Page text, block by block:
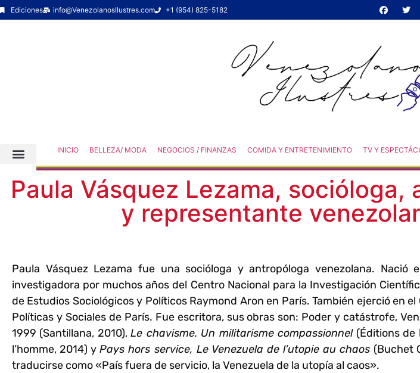
Ediciones info@VenezolanosIlustres.com +1 (954) 825-5182
INICIO BELLEZA/ MODA NEGOCIOS / FINANZAS COMIDA Y ENTRETENIMIENTO TV Y
Paula Vásquez Lezama, socióloga,
y representante
Paula Vásquez Lezama fue una socióloga y antropóloga venezolana. Nació
investigadora por muchos años del Centro Nacional para la Investigación
de Estudios Sociológicos y Políticos Raymond Aron en París. También ejerció en
Políticas y Sociales de París. Fue escritora, sus obras son: Poder y catástrofe,
1999 (Santillana, 2010),Le chavisme. Un militarisme compassionnel(Éditions de
l’homme, 2014) yPays hors service, Le Venezuela de l’utopie au chaos (Buchet
traducirse como «País fuera de servicio, la Venezuela de la utopía al caos».